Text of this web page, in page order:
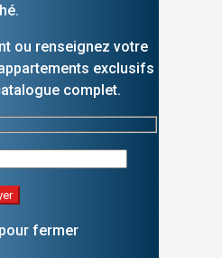
ou renseignez votre
exclusifs
complet.
fermer